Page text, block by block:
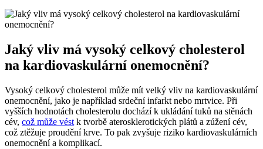
Jaký vliv má ‍vysoký celkový⁣ cholesterol⁣
na ⁢kardiovaskulární‍ onemocnění?
Vysoký celkový⁤ cholesterol⁤ může mít velký⁣ vliv na kardiovaskulární
onemocnění, jako⁣ je například srdeční‌ infarkt⁣ nebo mrtvice. Při
‌vyšších hodnotách cholesterolu​ dochází k‌ ukládání tuků na stěnách‌
cév, ⁤ což ‍může⁣ vést k‌ tvorbě aterosklerotických plátů a zúžení cév,
což⁣ ztěžuje proudění krve. To pak‍ zvyšuje⁤ riziko kardiovaskulárních⁣
onemocnění ​a⁢ komplikací.